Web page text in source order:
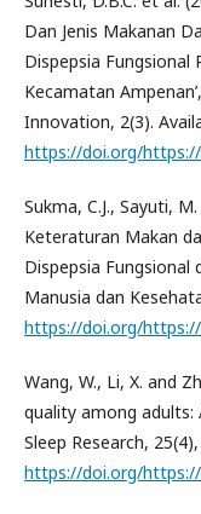
Dan Jenis Makanan
Dispepsia Fungsional
Kecamatan
Innovation, 2(3).
https://doi.org/https://
Sukma, C.J., Sayuti,
Keteraturan Makan
Dispepsia Fungsional
Manusia dan
https://doi.org/https://
Wang, W., Li, X. and
quality among adults:
Sleep Research,
https://doi.org/https://